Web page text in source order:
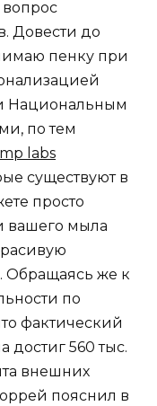
вопрос
Довести до
пенку при
Национальным
по тем
labs
существуют в
просто
вашего мыла
Обращаясь же к
по
фактический
достиг 560 тыс.
внешних
пояснил в